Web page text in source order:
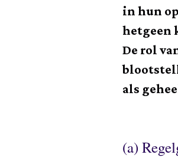
in hun
hetgeen
De rol
als
(a)